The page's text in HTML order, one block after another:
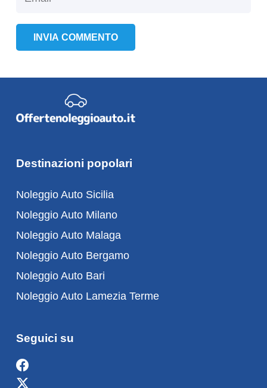
INVIA COMMENTO
Destinazioni popolari
Noleggio Auto Sicilia
Noleggio Auto Milano
Noleggio Auto Malaga
Noleggio Auto Bergamo
Noleggio Auto Bari
Noleggio Auto Lamezia Terme
Seguici su